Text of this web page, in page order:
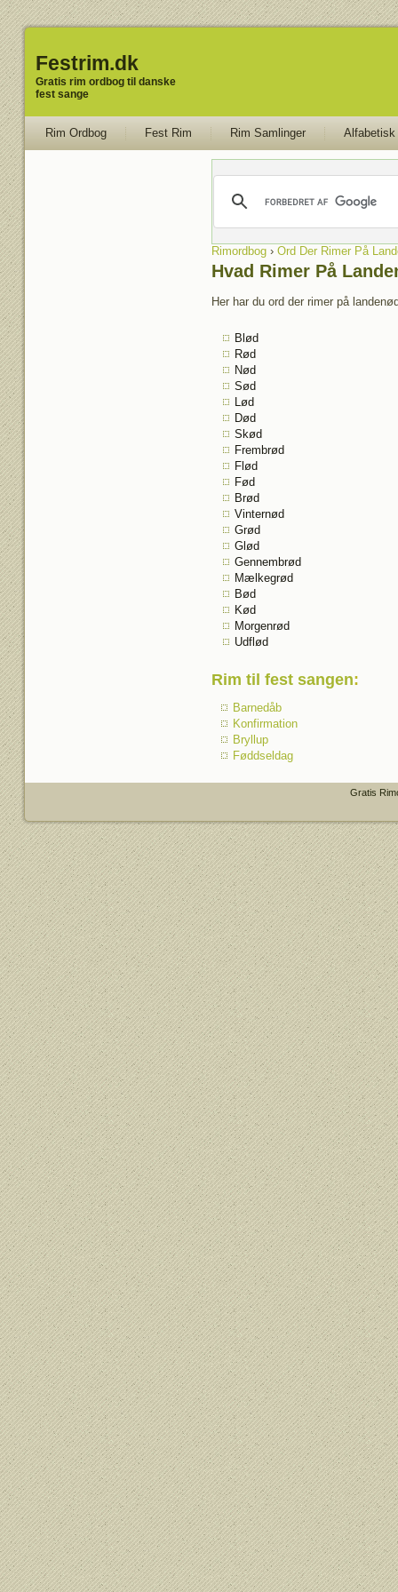
Festrim.dk
Gratis rim ordbog til danske
fest sange
Rim Ordbog Fest Rim Rim Samlinger Alfabetisk
Rimordbog› Ord Der Rimer På
Hvad Rimer På
Her har du ord der rimer på
Blød
Rød
Nød
Sød
Lød
Død
Skød
Frembrød
Flød
Fød
Brød
Vinternød
Grød
Glød
Gennembrød
Mælkegrød
Bød
Kød
Morgenrød
Udflød
Rim til fest sangen:
Barnedåb
Konfirmation
Bryllup
Føddseldag
Gratis